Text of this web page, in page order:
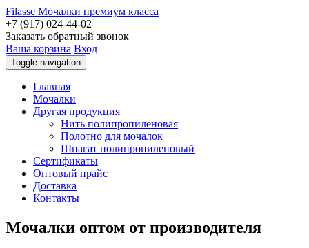
Filasse Мочалки премиум класса
+7 (917) 024-44-02
Заказать обратный звонок
Ваша корзина Вход
Toggle navigation
Главная
Мочалки
Другая продукция
Нить полипропиленовая
Полотно для мочалок
Шпагат полипропиленовый
Сертификаты
Оптовый прайс
Доставка
Контакты
Мочалки оптом от производителя